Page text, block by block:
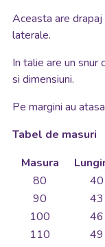
Aceasta are
laterale.
In talie are un
si dimensiuni.
Pe margini au
Tabel de masuri
Masura
80
40
90
43
100
46
110
49